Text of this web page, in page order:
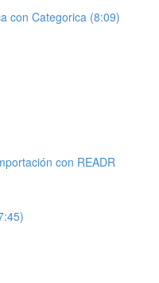
con Categorica (8:09)
con READR